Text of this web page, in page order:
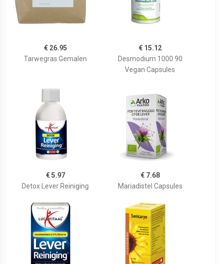
€ 26.95
Tarwegras Gemalen
€ 15.12
Desmodium 1000 90
Vegan Capsules
€ 5.97
Detox Lever Reiniging
€ 7.68
Mariadistel Capsules